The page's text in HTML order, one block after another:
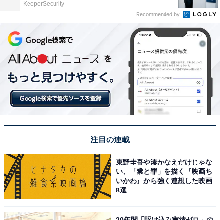
KeeperSecurity
Recommended by
注目の連載
東野圭吾や湊かなえだけじゃな
い、「業と罪」を描く『映画ち
いかわ』から強く連想した映画
8選